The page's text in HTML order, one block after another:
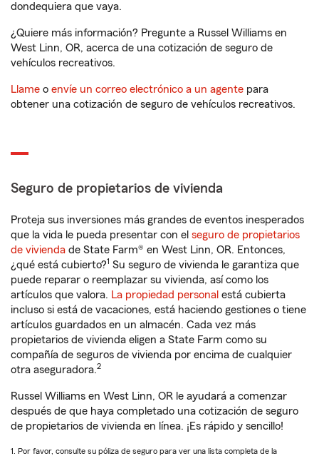
dondequiera que vaya.
¿Quiere más información? Pregunte a Russel Williams en
West Linn, OR, acerca de una cotización de seguro de
vehículos recreativos.
Llame o envíe un correo electrónico a un agente para
obtener una cotización de seguro de vehículos recreativos.
Seguro de propietarios de vivienda
Proteja sus inversiones más grandes de eventos inesperados
que la vida le pueda presentar con el seguro de propietarios
de vivienda de State Farm® en West Linn, OR. Entonces,
¿qué está cubierto?1 Su seguro de vivienda le garantiza que
puede reparar o reemplazar su vivienda, así como los
artículos que valora. La propiedad personal está cubierta
incluso si está de vacaciones, está haciendo gestiones o tiene
artículos guardados en un almacén. Cada vez más
propietarios de vivienda eligen a State Farm como su
compañía de seguros de vivienda por encima de cualquier
otra aseguradora.2
Russel Williams en West Linn, OR le ayudará a comenzar
después de que haya completado una cotización de seguro
de propietarios de vivienda en línea. ¡Es rápido y sencillo!
1. Por favor, consulte su póliza de seguro para ver una lista completa de la